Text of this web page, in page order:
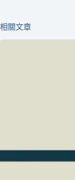
相關文章